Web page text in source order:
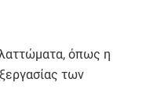
όπως η
των